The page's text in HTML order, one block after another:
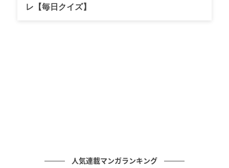
レ【毎日クイズ】
人気連載マンガランキング